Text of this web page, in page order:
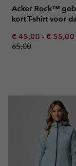
Acker Rock™
kort T-shirt voor
Minimum sale
€ 45,00 - € 55,00
65,00